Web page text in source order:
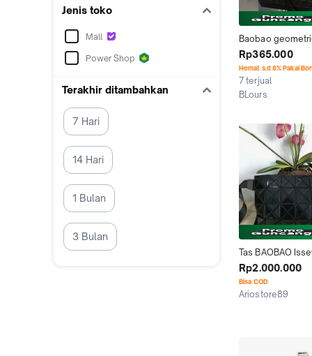
Jenis toko
Mall
Power Shop
Terakhir ditambahkan
7 Hari
14 Hari
1 Bulan
3 Bulan
Baobao
and slingbag tas
selempang
premium
Rp365.000
Hemat s.d 8% Pakai
7 terjual
BLours
Tas BAOBAO
Slim Waistpack
Rp2.000.000
Bisa COD
Ariostore89